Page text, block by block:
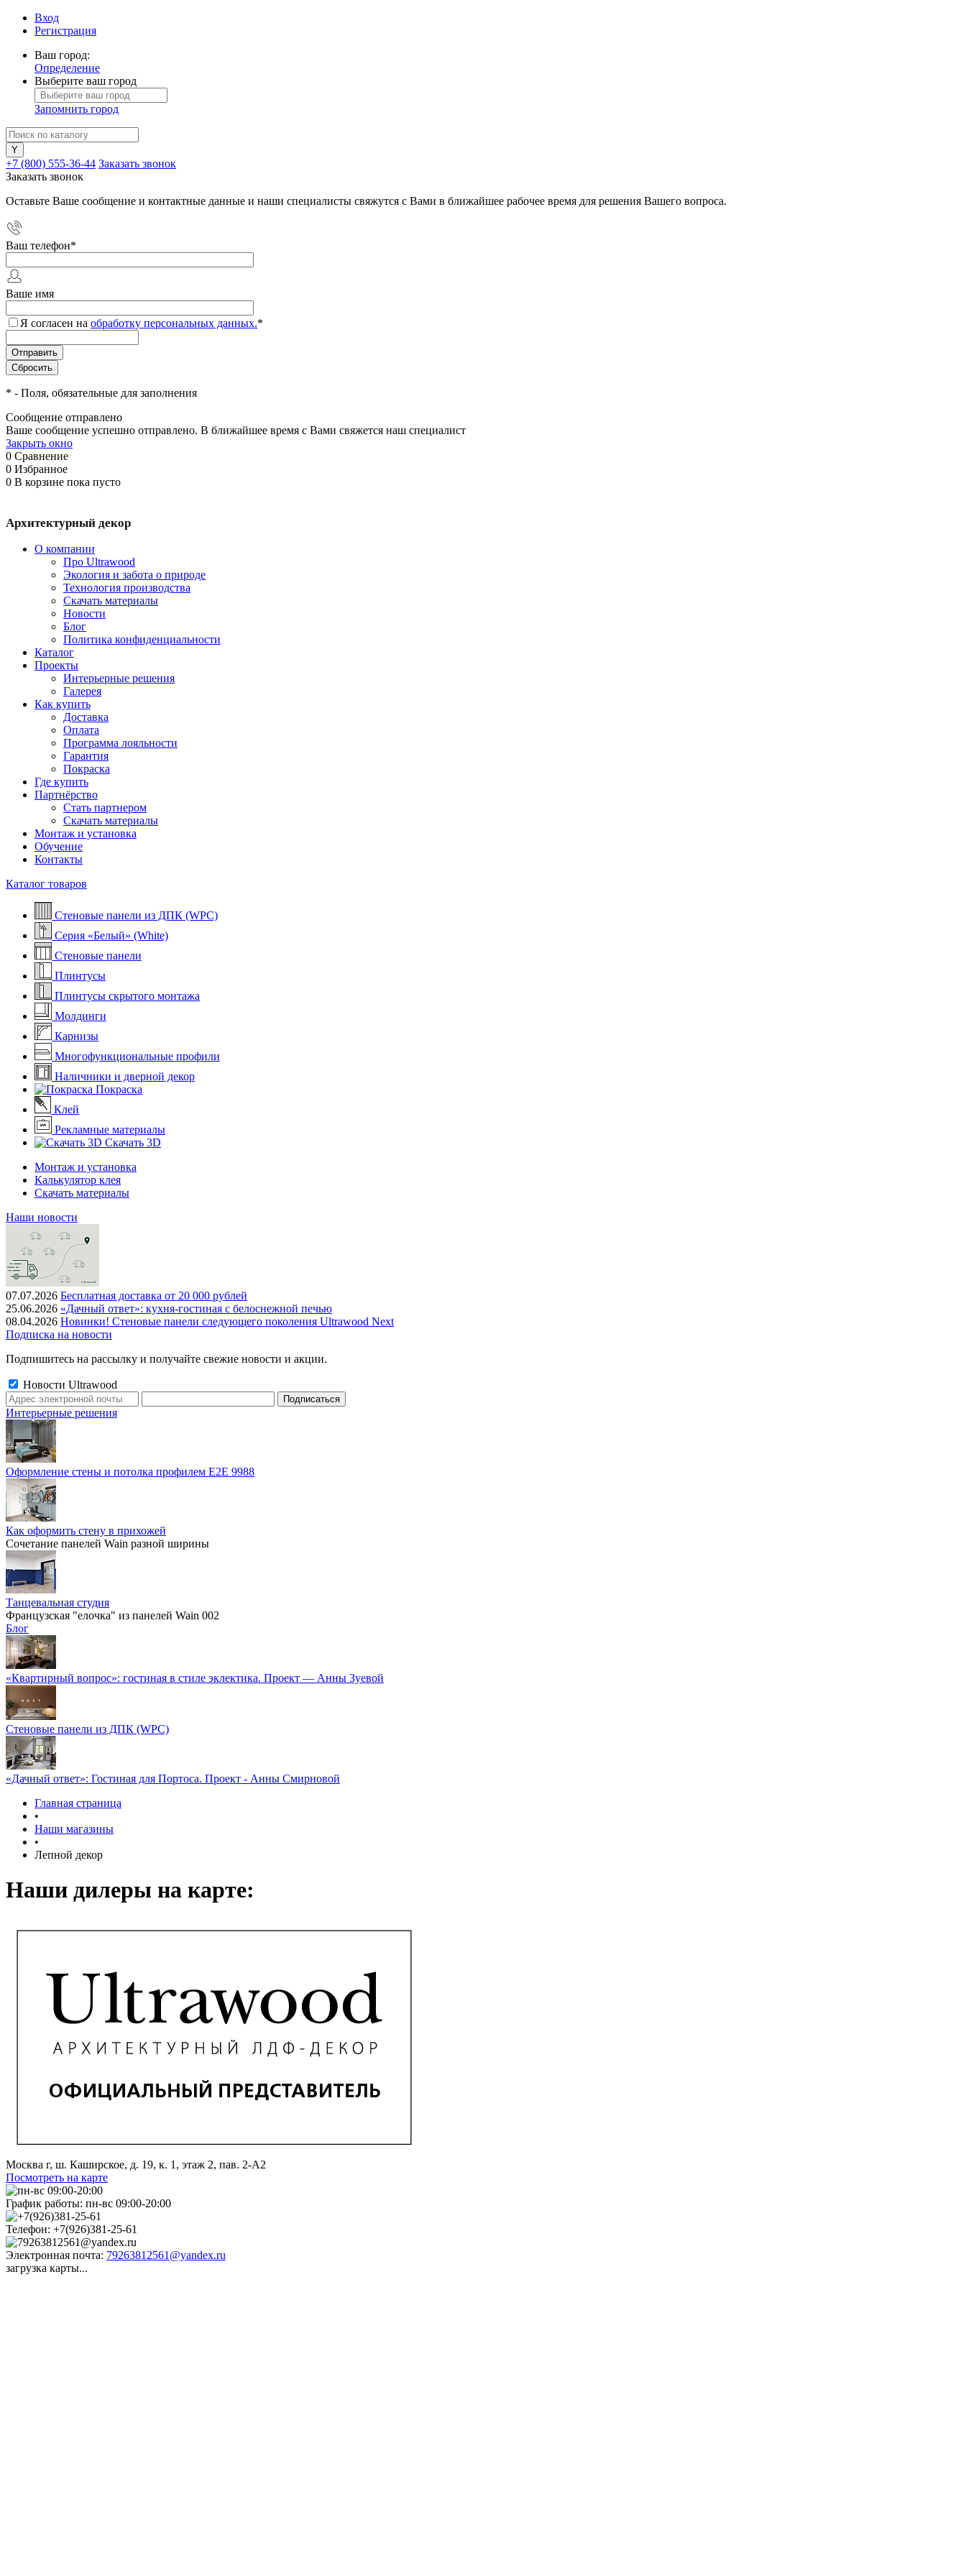
Вход
Регистрация
Ваш город:
Определение
Выберите ваш город
Запомнить город
+7 (800) 555-36-44 Заказать звонок
Заказать звонок
Оставьте Ваше сообщение и контактные данные и наши специалисты свяжутся с Вами в ближайшее рабочее время для решения Вашего вопроса.
Ваш телефон*
Ваше имя
Я согласен на обработку персональных данных.*
* - Поля, обязательные для заполнения
Сообщение отправлено
Ваше сообщение успешно отправлено. В ближайшее время с Вами свяжется наш специалист
Закрыть окно
0 Сравнение
0 Избранное
0 В корзине пока пусто
Архитектурный декор
О компании
Про Ultrawood
Экология и забота о природе
Технология производства
Скачать материалы
Новости
Блог
Политика конфиденциальности
Каталог
Проекты
Интерьерные решения
Галерея
Как купить
Доставка
Оплата
Программа лояльности
Гарантия
Покраска
Где купить
Партнёрство
Стать партнером
Скачать материалы
Монтаж и установка
Обучение
Контакты
Каталог товаров
Стеновые панели из ДПК (WPC)
Серия «Белый» (White)
Стеновые панели
Плинтусы
Плинтусы скрытого монтажа
Молдинги
Карнизы
Многофункциональные профили
Наличники и дверной декор
Покраска
Клей
Рекламные материалы
Скачать 3D
Монтаж и установка
Калькулятор клея
Скачать материалы
Наши новости
07.07.2026 Бесплатная доставка от 20 000 рублей
25.06.2026 «Дачный ответ»: кухня-гостиная с белоснежной печью
08.04.2026 Новинки! Стеновые панели следующего поколения Ultrawood Next
Подписка на новости
Подпишитесь на рассылку и получайте свежие новости и акции.
Новости Ultrawood
Интерьерные решения
Оформление стены и потолка профилем E2E 9988
Как оформить стену в прихожей
Сочетание панелей Wain разной ширины
Танцевальная студия
Французская "елочка" из панелей Wain 002
Блог
«Квартирный вопрос»: гостиная в стиле эклектика. Проект — Анны Зуевой
Стеновые панели из ДПК (WPC)
«Дачный ответ»: Гостиная для Портоса. Проект - Анны Смирновой
Главная страница
•
Наши магазины
•
Лепной декор
Наши дилеры на карте:
Москва г, ш. Каширское, д. 19, к. 1, этаж 2, пав. 2-А2
Посмотреть на карте
График работы: пн-вс 09:00-20:00
Телефон: +7(926)381-25-61
Электронная почта: 79263812561@yandex.ru
загрузка карты...